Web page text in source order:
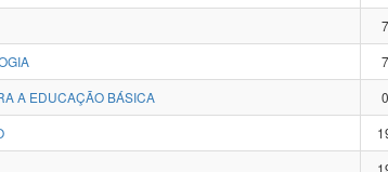
7
7
A EDUCAÇÃO BÁSICA
0